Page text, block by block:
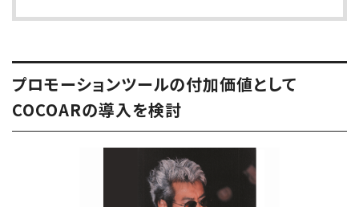
プロモーションツールの付加価値として
COCOARの導入を検討